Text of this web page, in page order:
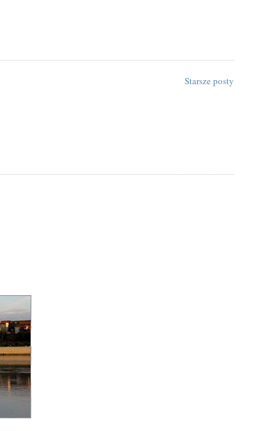
Starsze posty